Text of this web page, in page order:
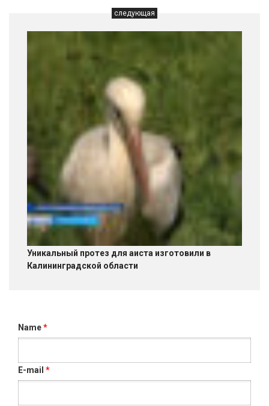
следующая
Уникальный протез для аиста изготовили в
Калининградской области
Name*
E-mail *